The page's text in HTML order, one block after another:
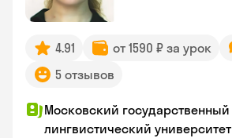
4.91 от 1590 ₽ за урок
5 отзывов
Московский государственный
лингвистический университет